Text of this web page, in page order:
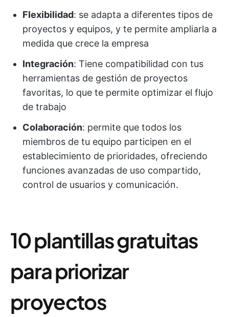
Flexibilidad: se adapta a diferentes tipos de
proyectos y equipos, y te permite ampliarla a
medida que crece la empresa
Integración: Tiene compatibilidad con tus
herramientas de gestión de proyectos
favoritas, lo que te permite optimizar el flujo
de trabajo
Colaboración: permite que todos los
miembros de tu equipo participen en el
establecimiento de prioridades, ofreciendo
funciones avanzadas de uso compartido,
control de usuarios y comunicación.
10 plantillas gratuitas
para priorizar
proyectos